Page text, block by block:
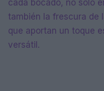
cada bocado, no solo
también la frescura de
que aportan un toque
versátil.